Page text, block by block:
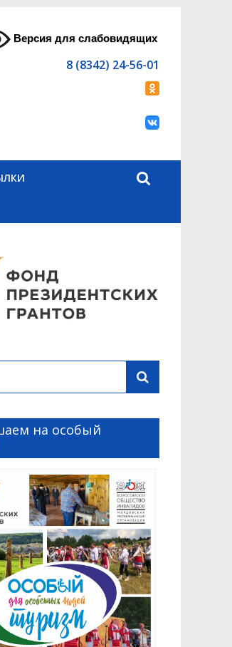
Версия для слабовидящих
8 (8342) 24-56-01
на особый